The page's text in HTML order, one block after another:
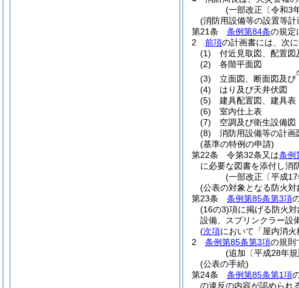
(一部改正〔令和3
(消防用設備等の設置等計
第21条
条例第84条の規定
2
前項の計画書には、次
(1)
付近見取図、配置図
(2)
各階平面図
(3)
立面図、断面図及び
(4)
はり及び天井伏図
(5)
建具配置図、建具表
(6)
室内仕上表
(7)
空調及び衛生設備図
(8)
消防用設備等の計画
(基準の特例の申請)
第22条
令第32条又は条例
に必要な図書を添付し消
(一部改正〔平成
(公表の対象となる防火
第23条
条例第85条第3項
(16の3)項に掲げる防火
設備、スプリンクラー設
(次項において「屋内消
2
条例第85条第3項の規則
(追加〔平成28年
(公表の手続)
第24条
条例第85条第1項
の違反の内容が認められ